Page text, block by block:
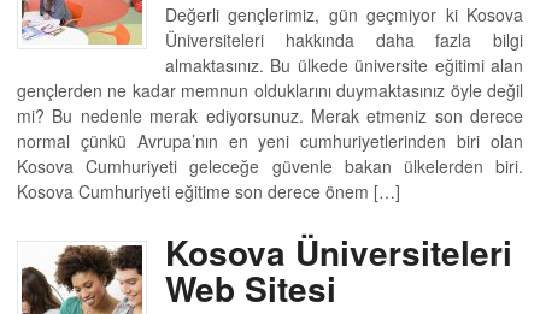
Değerli gençlerimiz, gün geçmiyor ki Kosova
Üniversiteleri hakkında daha fazla bilgi
almaktasınız. Bu ülkede üniversite eğitimi alan
gençlerden ne kadar memnun olduklarını duymaktasınız öyle değil
mi? Bu nedenle merak ediyorsunuz. Merak etmeniz son derece
normal çünkü Avrupa’nın en yeni cumhuriyetlerinden biri olan
Kosova Cumhuriyeti geleceğe güvenle bakan ülkelerden biri.
Kosova Cumhuriyeti eğitime son derece önem […]
Kosova Üniversiteleri
Web Sitesi